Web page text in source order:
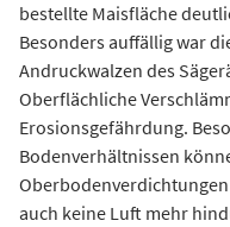
bestellte Maisfläche
Besonders auffällig war
Andruckwalzen des
Oberflächliche
Erosionsgefährdung.
Bodenverhältnissen
auch keine Luft mehr